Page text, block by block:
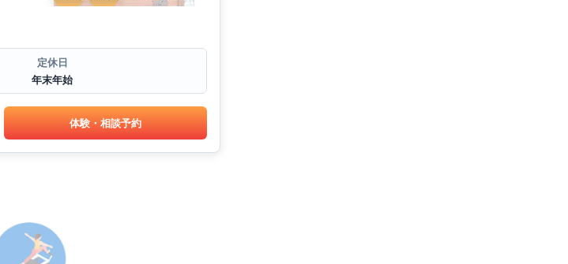
定休日
年末年始
体験・相談予約